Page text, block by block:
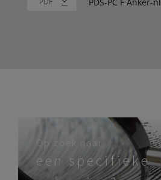
Op zoek naar
een specifieke